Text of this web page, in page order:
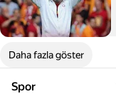
Daha fazla göster
Spor